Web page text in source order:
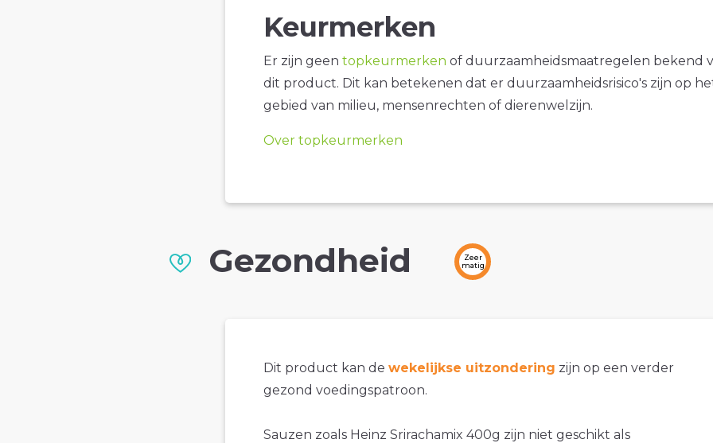
Keurmerken
Er zijn geen topkeurmerken of duurzaamheidsmaatregelen bekend
dit product. Dit kan betekenen dat er duurzaamheidsrisico's zijn op
gebied van milieu, mensenrechten of dierenwelzijn.
Over topkeurmerken
Gezondheid
Zeer
matig
Dit product kan de wekelijkse uitzondering zijn op een verder
gezond voedingspatroon.
Sauzen zoals Heinz Srirachamix 400g zijn niet geschikt als